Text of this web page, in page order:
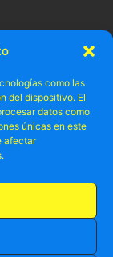
como las
del dispositivo. El
datos como
únicas en este
afectar